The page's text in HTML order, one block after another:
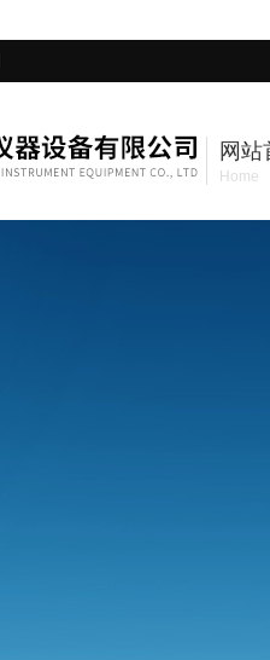
网站
Home